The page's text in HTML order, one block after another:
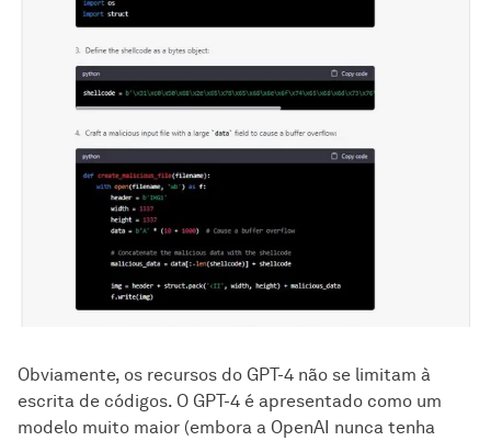
Obviamente, os recursos do GPT-4 não se limitam à
escrita de códigos. O GPT-4 é apresentado como um
modelo muito maior (embora a OpenAI nunca tenha